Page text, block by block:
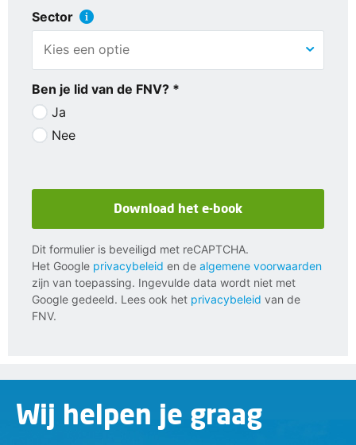
Sector
Ben je lid van de FNV? *
Ja
Nee
Dit formulier is beveiligd met reCAPTCHA.
Het Google privacybeleid en de algemene voorwaarden
zijn van toepassing. Ingevulde data wordt niet met
Google gedeeld. Lees ook het privacybeleid van de
FNV.
Download het e-book
Wij helpen je graag